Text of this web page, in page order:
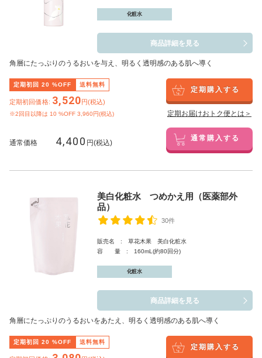
化粧水
商品詳細を見る
角層にたっぷりのうるおいを与え、明るく透明感のある肌へ導く
定期初回 20 %OFF 送料無料
定期初回価格: 3,520円(税込)
※2回目以降は 10 %OFF 3,960円(税込)
定期購入する
定期お届けおトク便とは＞
通常価格 4,400 円(税込) 通常購入する
美白化粧水 つめかえ用（医薬部外
品）
30件
販売名 : 草花木果 美白化粧水
容 量 : 160mL(約80回分)
化粧水
商品詳細を見る
角層にたっぷりのうるおいをあたえ、明るく透明感のある肌へ導く
定期初回 20 %OFF 送料無料
定期購入する